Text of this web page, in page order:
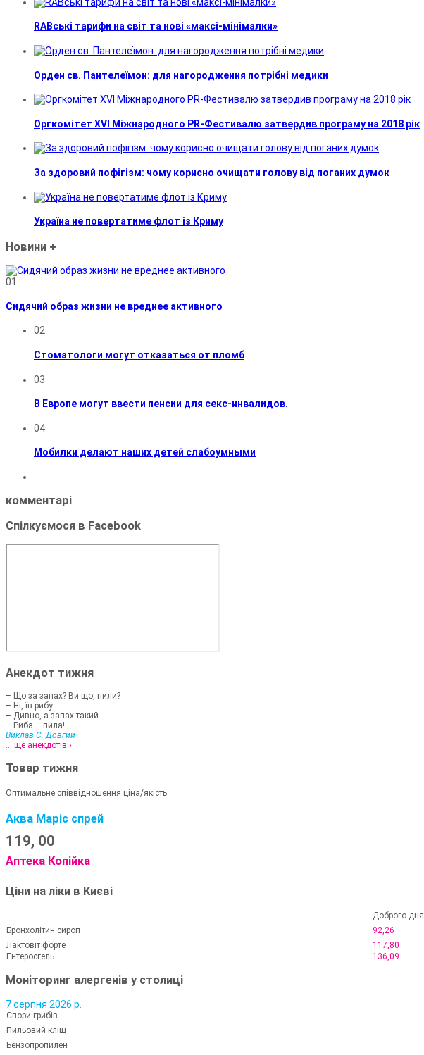
RABські тарифи на світ та нові «максі-мінімалки»
Орден св. Пантелеїмон: для нагородження потрібні медики
Оргкомітет XVI Міжнародного PR-Фестивалю затвердив програму на 2018 рік
За здоровий пофігізм: чому корисно очищати голову від поганих думок
Україна не повертатиме флот із Криму
Новини +
01
Сидячий образ жизни не вреднее активного
02
Стоматологи могут отказаться от пломб
03
В Европе могут ввести пенсии для секс-инвалидов.
04
Мобилки делают наших детей слабоумными
комментарі
Спілкуємося в Facebook
Анекдот тижня
– Що за запах? Ви що, пили?
– Ні, їв рибу.
– Дивно, а запах такий...
– Риба – пила!
Виклав С. Довгий
... ще анекдотів ›
Товар тижня
Оптимальне співвідношення ціна/якість
Аква Маріс спрей
119, 00
Аптека Копійка
Ціни на ліки в Києві
Доброго дня
Бронхолітин сироп
92,26
Лактовіт форте
117,80
Ентеросгель
136,09
Моніторинг алергенів у столиці
7 серпня 2026 р.
Спори грибів
Пильовий кліщ
Бензопропилен